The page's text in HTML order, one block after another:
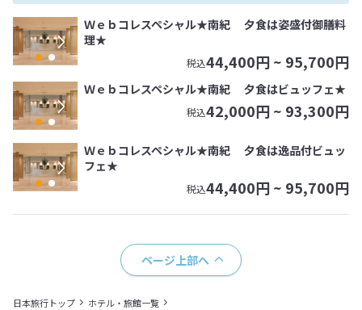
Ｗｅｂコレスペシャル★南紀 夕食は姿盛付御膳料
理★
税込44,400円 ~ 95,700円
Ｗｅｂコレスペシャル★南紀 夕食はビュッフェ★
税込42,000円 ~ 93,300円
Ｗｅｂコレスペシャル★南紀 夕食は逸品付ビュッ
フェ★
税込44,400円 ~ 95,700円
ページ上部へ
日本旅行トップ
ホテル・旅館一覧